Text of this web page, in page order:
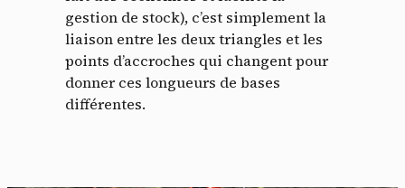
gestion de stock), c’est simplement la
liaison entre les deux triangles et les
points d’accroches qui changent pour
donner ces longueurs de bases
différentes.